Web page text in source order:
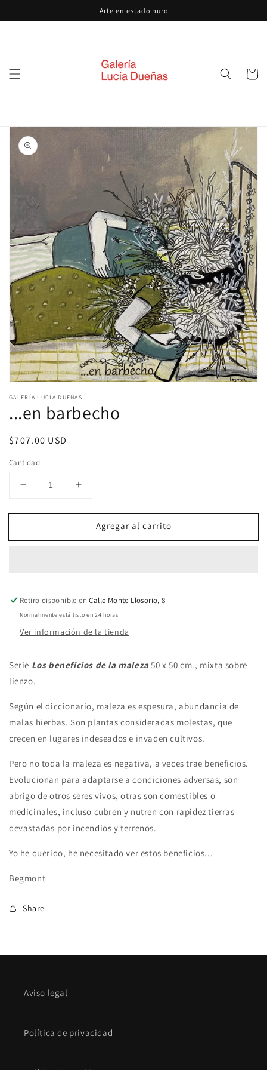
al contenido
Arte en estado puro
Carrito
directamente
a la
información
del producto
elemento
en
ventana
GALERÍA LUCÍA DUEÑAS
...en barbecho
Precio
$707.00 USD
Cantidad
Reducir
para
barbecho
Aumentar
para
...en
barbecho
Agregar al carrito
Retiro disponible enCalle Monte Llosorio, 8
Normalmente está listo en 24 horas
Ver información de la tienda
Serie Los beneficios de la maleza50 x 50 cm., mixta sobre
lienzo.
Según el diccionario, maleza es espesura, abundancia de
malas hierbas. Son plantas consideradas molestas, que
crecen en lugares indeseados e invaden cultivos.
Pero no toda la maleza es negativa, a veces trae beneficios.
Evolucionan para adaptarse a condiciones adversas, son
abrigo de otros seres vivos, otras son comestibles o
medicinales, incluso cubren y nutren con rapidez tierras
devastadas por incendios y terrenos.
Yo he querido, he necesitado ver estos beneficios...
Begmont
Share
Aviso legal
Política de privacidad